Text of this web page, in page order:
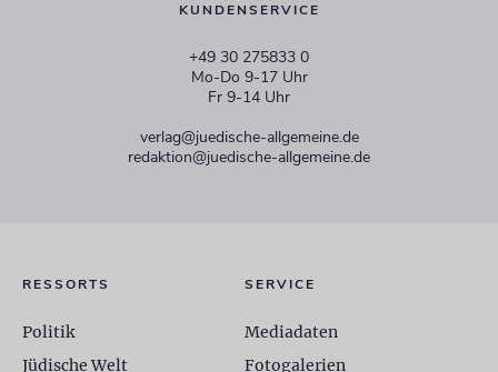
KUNDENSERVICE
+49 30 275833 0
Mo-Do 9-17 Uhr
Fr 9-14 Uhr
verlag@juedische-allgemeine.de
redaktion@juedische-allgemeine.de
RESSORTS
Politik
Jüdische Welt
SERVICE
Mediadaten
Fotogalerien